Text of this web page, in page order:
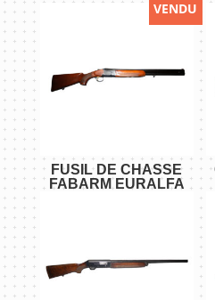
VENDU
FUSIL DE CHASSE
FABARM EURALFA